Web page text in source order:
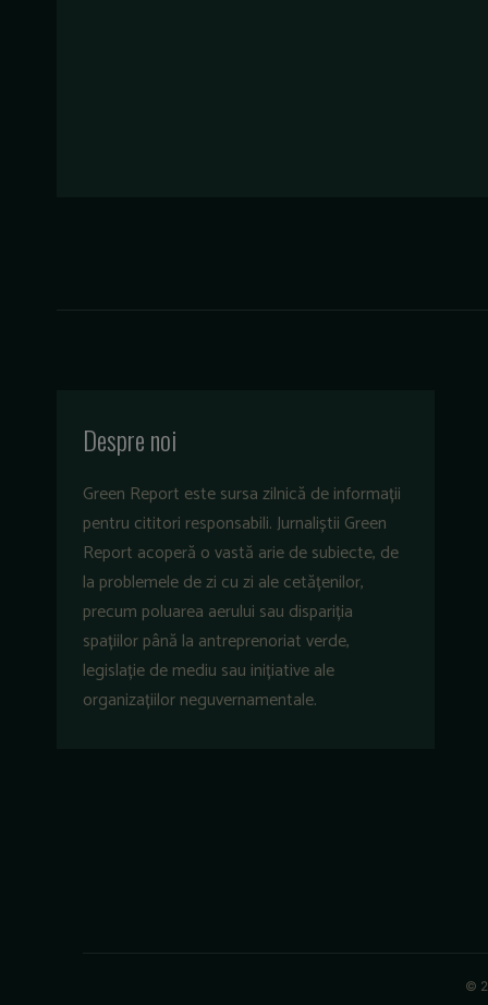
Despre noi
Green Report este sursa zilnică de informații
pentru cititori responsabili. Jurnaliștii Green
Report acoperă o vastă arie de subiecte, de
la problemele de zi cu zi ale cetățenilor,
precum poluarea aerului sau dispariția
spațiilor până la antreprenoriat verde,
legislație de mediu sau inițiative ale
organizațiilor neguvernamentale.
©